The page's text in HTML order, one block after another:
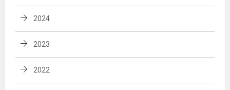
2024
2023
2022